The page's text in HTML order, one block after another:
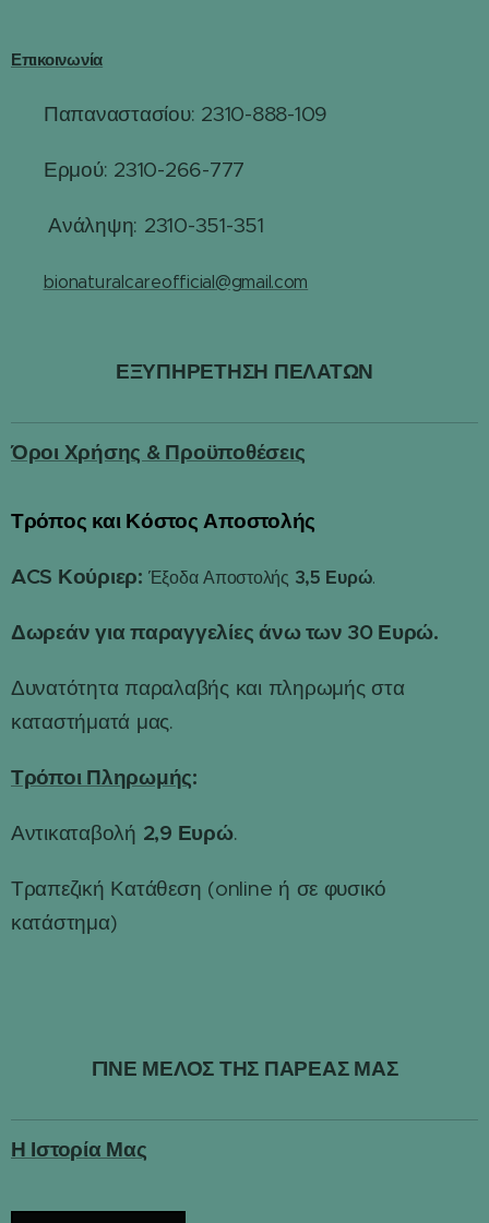
Επικοινωνία
Παπαναστασίου: 2310-888-109
Ερμού: 2310-266-777
Ανάληψη: 2310-351-351
bionaturalcareofficial@gmail.com
ΕΞΥΠΗΡΕΤΗΣΗ ΠΕΛΑΤΩΝ
Όροι Χρήσης & Προϋποθέσεις
Τρόπος και Κόστος Αποστολής
ACS Κούριερ: Έξοδα Αποστολής 3,5 Ευρώ.
Δωρεάν για παραγγελίες άνω των 30 Ευρώ.
Δυνατότητα παραλαβής και πληρωμής στα
καταστήματά μας.
Τρόποι Πληρωμής:
Αντικαταβολή 2,9 Ευρώ.
Τραπεζική Κατάθεση (online ή σε φυσικό
κατάστημα)
ΓΙΝΕ ΜΕΛΟΣ ΤΗΣ ΠΑΡΕΑΣ ΜΑΣ
Η Ιστορία Μας